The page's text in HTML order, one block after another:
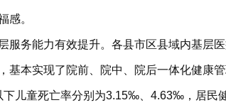
感。
服务能力有效提升。各县市区县域内基层
基本实现了院前、院中、院后一体化健
儿童死亡率分别为3.15‰、4.63‰，居民